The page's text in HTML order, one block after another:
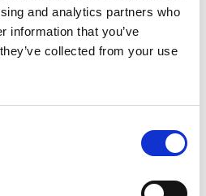
and analytics partners who
information that you’ve
collected from your use